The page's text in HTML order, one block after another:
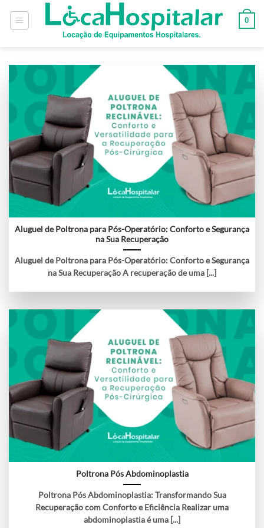
0
Aluguel de Poltrona para Pós-Operatório: Conforto e Segurança
na Sua Recuperação
Aluguel de Poltrona para Pós-Operatório: Conforto e Segurança
na Sua Recuperação A recuperação de uma [...]
Poltrona Pós Abdominoplastia
Poltrona Pós Abdominoplastia: Transformando Sua
Recuperação com Conforto e Eficiência Realizar uma
abdominoplastia é uma [...]